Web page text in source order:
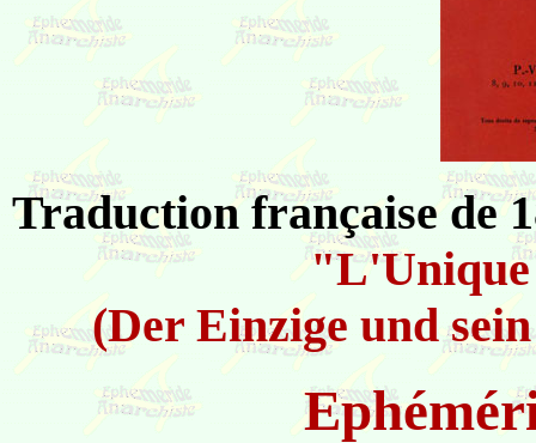
Traduction française de
"L'Unique
(Der Einzige und